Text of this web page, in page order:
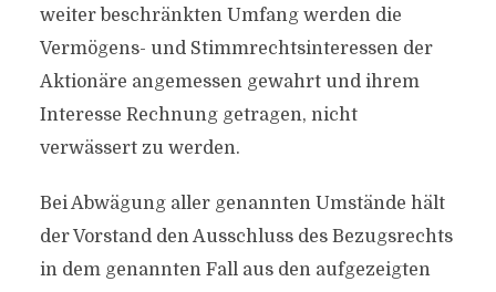
weiter beschränkten Umfang werden die
Vermögens- und Stimmrechtsinteressen der
Aktionäre angemessen gewahrt und ihrem
Interesse Rechnung getragen, nicht
verwässert zu werden.
Bei Abwägung aller genannten Umstände hält
der Vorstand den Ausschluss des Bezugsrechts
in dem genannten Fall aus den aufgezeigten